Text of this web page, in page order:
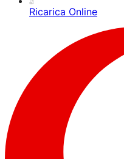
Ricarica Online